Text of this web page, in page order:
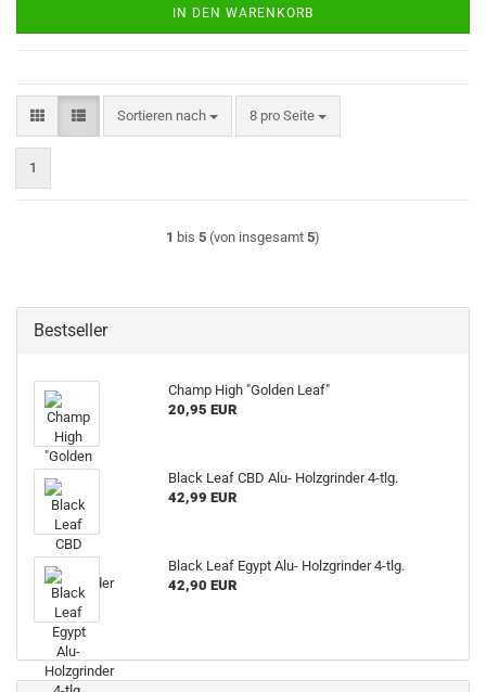
IN DEN WARENKORB
Sortieren nach
Sortieren nach 8 pro Seite
pro Seite
1
1 bis 5 (von insgesamt 5)
Bestseller
Champ High "Golden Leaf"
20,95 EUR
Black Leaf CBD Alu- Holzgrinder 4-tlg.
42,99 EUR
Black Leaf Egypt Alu- Holzgrinder 4-tlg.
42,90 EUR